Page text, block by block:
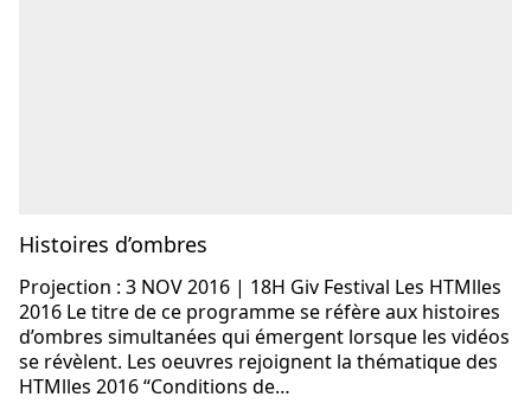
Histoires d’ombres
Projection : 3 NOV 2016 | 18H Giv Festival Les HTMlles
2016 Le titre de ce programme se réfère aux histoires
d’ombres simultanées qui émergent lorsque les vidéos
se révèlent. Les oeuvres rejoignent la thématique des
HTMlles 2016 “Conditions de…